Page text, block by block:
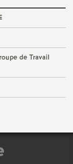
O
r
l
de Travail